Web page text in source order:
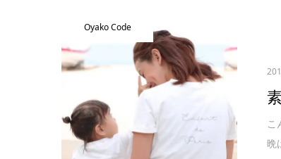
Oyako Code
こ
晩